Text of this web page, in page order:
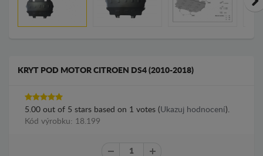
KRYT POD MOTOR CITROEN DS4 (2010-2018)
5.00 out of 5 stars based on 1 votes (Ukazuj hodnocení).
Kód výrobku: 18.199